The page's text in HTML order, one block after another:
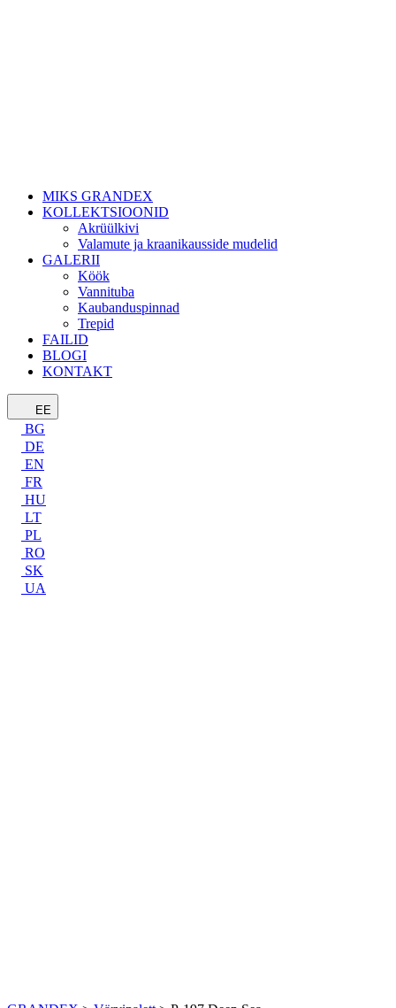
MIKS GRANDEX
KOLLEKTSIOONID
Akrüülkivi
Valamute ja kraanikausside mudelid
GALERII
Köök
Vannituba
Kaubanduspinnad
Trepid
FAILID
BLOGI
KONTAKT
EE
BG
DE
EN
FR
HU
LT
PL
RO
SK
UA